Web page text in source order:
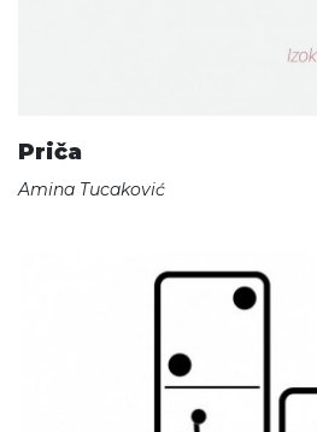
Priča
Amina Tucaković